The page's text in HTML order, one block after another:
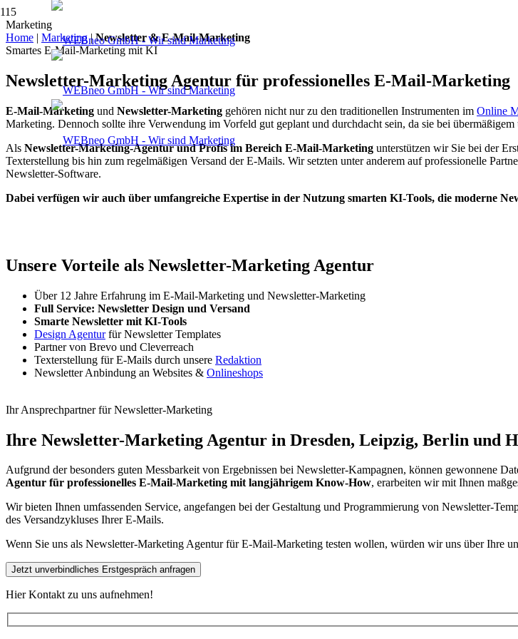
Marketing
Home | Marketing|Newsletter & E-Mail-Marketing
Smartes E-Mail-Marketing mit KI
Newsletter-Marketing Agentur für professionelles E-Mail-Marketing
E-Mail-Marketing und Newsletter-Marketing gehören nicht nur zu den traditionellen Instrumenten im Online
Marketing. Dennoch sollte ihre Verwendung im Vorfeld gut geplant und durchdacht sein, da sie bei
Als Newsletter-Marketing-Agentur und Profis im Bereich E-Mail-Marketing unterstützen wir Sie bei der
Texterstellung bis hin zum regelmäßigen Versand der E-Mails. Wir setzten unter anderem auf professionelle
Newsletter-Software.
Dabei verfügen wir auch über umfangreiche Expertise in der Nutzung smarten KI-Tools, die moderne
Unsere Vorteile als Newsletter-Marketing Agentur
Über 12 Jahre Erfahrung im E-Mail-Marketing und Newsletter-Marketing
Full Service: Newsletter Design und Versand
Smarte Newsletter mit KI-Tools
Design Agenturfür Newsletter Templates
Partner von Brevo und Cleverreach
Texterstellung für E-Mails durch unsere Redaktion
Newsletter Anbindung an Websites & Onlineshops
Ihr Ansprechpartner für Newsletter-Marketing
Ihre Newsletter-Marketing Agentur in Dresden, Leipzig, Berlin und
Aufgrund der besonders guten Messbarkeit von Ergebnissen bei Newsletter-Kampagnen, können gewonnene
Agentur für professionelles E-Mail-Marketing mit langjährigem Know-How, erarbeiten wir mit Ihnen
Wir bieten Ihnen umfassenden Service, angefangen bei der Gestaltung und Programmierung von Newsletter-
des Versandzykluses Ihrer E-Mails.
Wenn Sie uns als Newsletter-Marketing Agentur für E-Mail-Marketing testen wollen, würden wir uns über Ihre
Jetzt unverbindliches Erstgespräch anfragen
Hier Kontakt zu uns aufnehmen!